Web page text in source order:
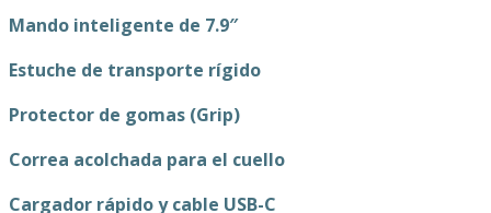
Mando inteligente de 7.9″
Estuche de transporte rígido
Protector de gomas (Grip)
Correa acolchada para el cuello
Cargador rápido y cable USB-C